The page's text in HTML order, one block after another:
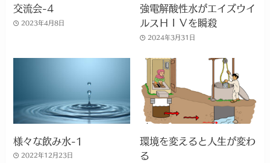
交流会-4
2023年4月8日
強電解酸性水がエイズウイ
ルスＨＩＶを瞬殺
2024年3月31日
様々な飲み水-1
2022年12月23日
環境を変えると人生が変わ
る